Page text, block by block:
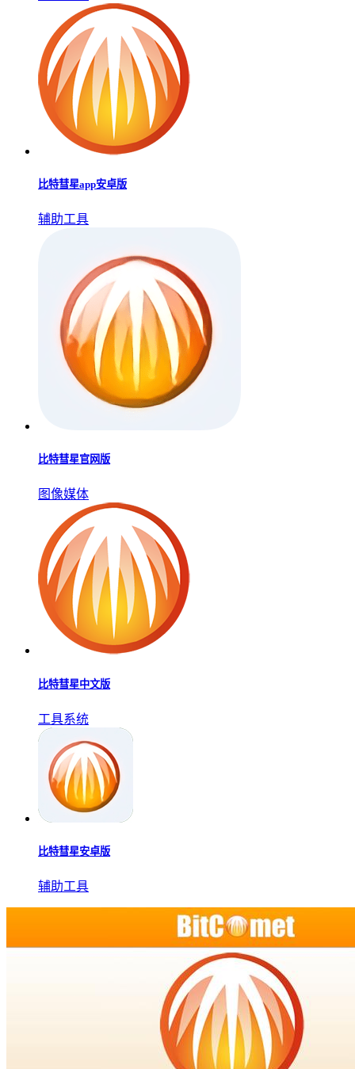
比特彗星app安卓版
辅助工具
比特彗星官网版
图像媒体
比特彗星中文版
工具系统
比特彗星安卓版
辅助工具